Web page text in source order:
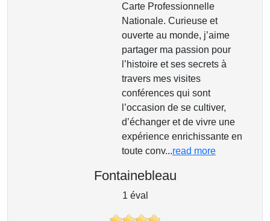
Carte Professionnelle
Nationale. Curieuse et
ouverte au monde, j’aime
partager ma passion pour
l’histoire et ses secrets à
travers mes visites
conférences qui sont
l’occasion de se cultiver,
d’échanger et de vivre une
expérience enrichissante en
toute conv...read more
Fontainebleau
1 éval